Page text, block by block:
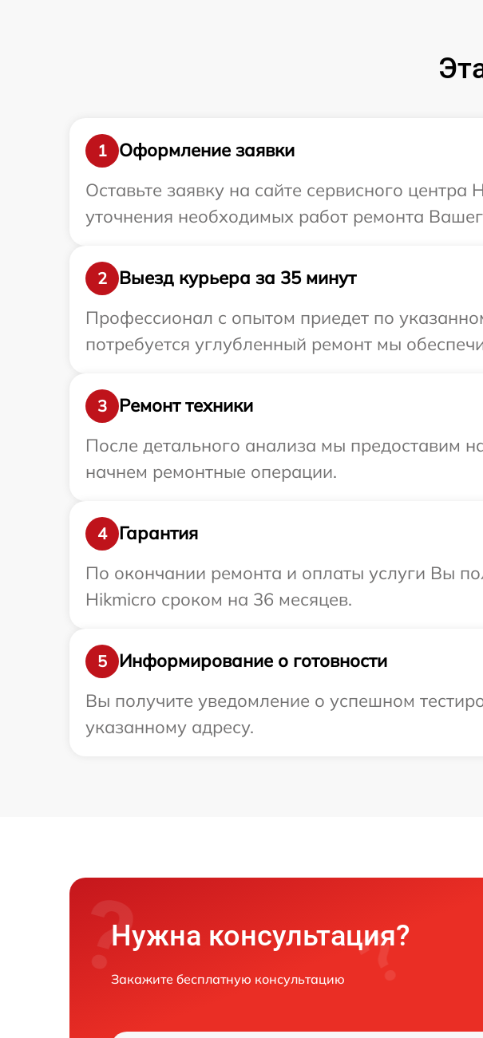
1
Оформление заявки
Оставьте заявку на сайте сервисного
уточнения необходимых работ ремонта
2
Выезд курьера за 35 минут
Профессионал с опытом приедет по
потребуется углубленный ремонт мы
3
Ремонт техники
После детального анализа мы предоставим
начнем ремонтные операции.
4
Гарантия
По окончании ремонта и оплаты услуги Вы
Hikmicro сроком на 36 месяцев.
5
Информирование о готовности
Вы получите уведомление о успешном
указанному адресу.
Нужна консультация?
Закажите бесплатную консультацию